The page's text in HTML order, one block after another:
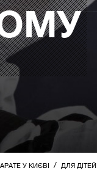
У КИЄВІ / ДЛЯ ДІТЕЙ